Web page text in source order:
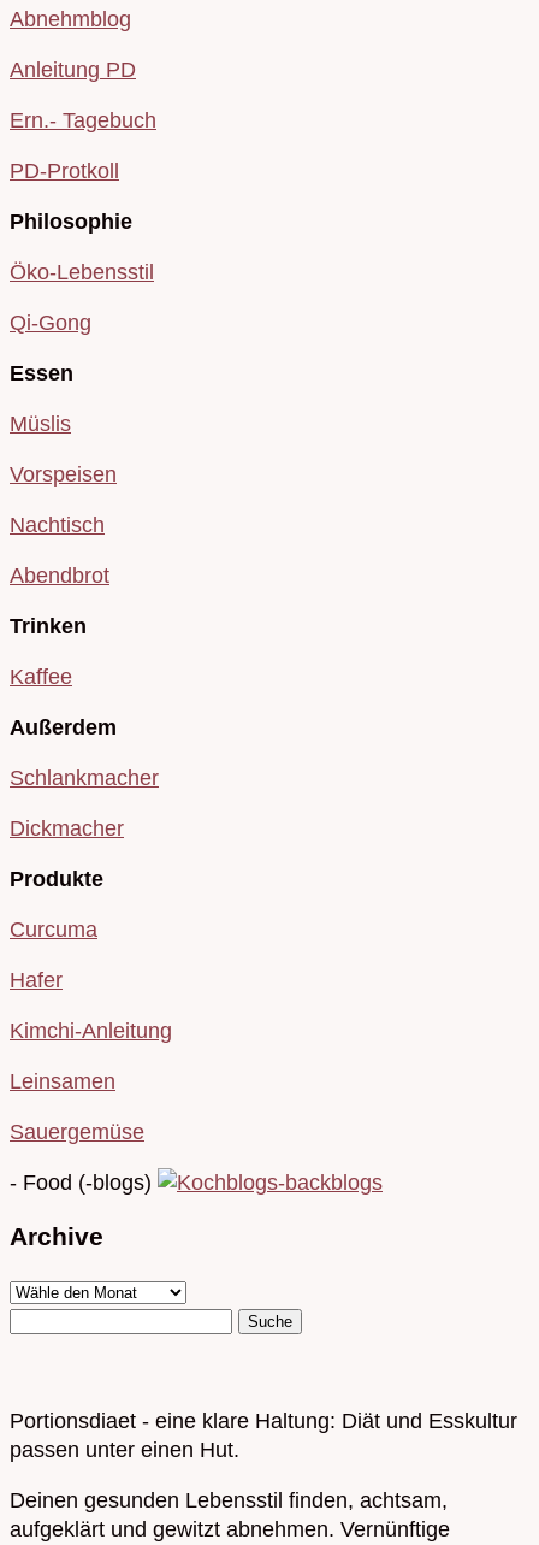
Abnehmblog
Anleitung PD
Ern.- Tagebuch
PD-Protkoll
Philosophie
Öko-Lebensstil
Qi-Gong
Essen
Müslis
Vorspeisen
Nachtisch
Abendbrot
Trinken
Kaffee
Außerdem
Schlankmacher
Dickmacher
Produkte
Curcuma
Hafer
Kimchi-Anleitung
Leinsamen
Sauergemüse
- Food (-blogs)
Archive
Portionsdiaet - eine klare Haltung: Diät und Esskultur
passen unter einen Hut.
Deinen gesunden Lebensstil finden, achtsam,
aufgeklärt und gewitzt abnehmen. Vernünftige